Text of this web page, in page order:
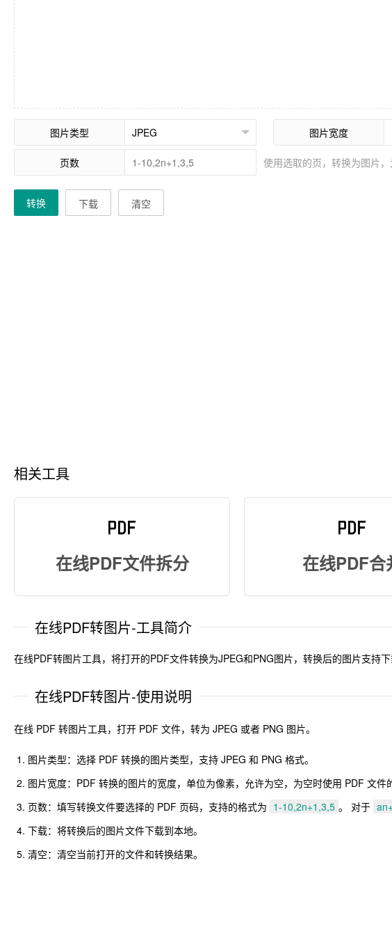
图片类型 图片宽度
页数 使用选取的页，转换为图片
转换 下载 清空
相关工具
在线PDF文件拆分 在线PDF合
在线PDF转图片-工具简介
在线PDF转图片工具，将打开的PDF文件转换为JPEG和PNG图片，转换后的图片支持下
在线PDF转图片-使用说明
在线 PDF 转图片工具，打开 PDF 文件，转为 JPEG 或者 PNG 图片。
图片类型：选择 PDF 转换的图片类型，支持 JPEG 和 PNG 格式。
图片宽度：PDF 转换的图片的宽度，单位为像素，允许为空，为空时使用 PDF 文件
页数：填写转换文件要选择的 PDF 页码，支持的格式为 1-10,2n+1,3,5 。 对于
下载：将转换后的图片文件下载到本地。
清空：清空当前打开的文件和转换结果。